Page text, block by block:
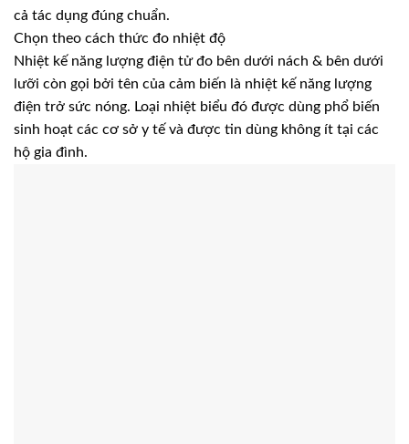
cả tác dụng đúng chuẩn.
Chọn theo cách thức đo nhiệt độ
Nhiệt kế năng lượng điện tử đo bên dưới nách & bên dưới
lưỡi còn gọi bởi tên của cảm biến là nhiệt kế năng lượng
điện trở sức nóng. Loại nhiệt biểu đó được dùng phổ biến
sinh hoạt các cơ sở y tế và được tin dùng không ít tại các
hộ gia đình.